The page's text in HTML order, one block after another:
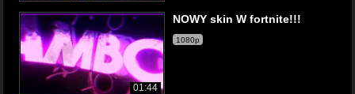
01:44
NOWY skin W fortnite!!!
1080p